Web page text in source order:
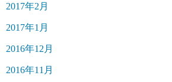
2017年2月
2017年1月
2016年12月
2016年11月